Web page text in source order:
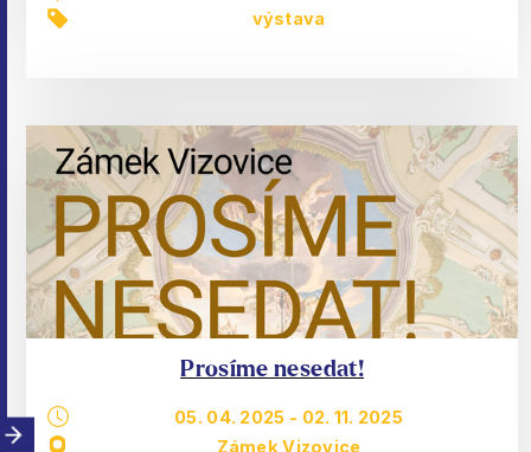
výstava
Prosíme nesedat!
05. 04. 2025 - 02. 11. 2025
Zámek Vizovice